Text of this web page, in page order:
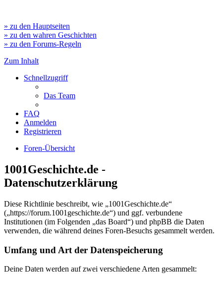
» zu den Hauptseiten
» zu den wahren Geschichten
» zu den Forums-Regeln
Zum Inhalt
Schnellzugriff
Das Team
FAQ
Anmelden
Registrieren
Foren-Übersicht
1001Geschichte.de -
Datenschutzerklärung
Diese Richtlinie beschreibt, wie „1001Geschichte.de“
(„https://forum.1001geschichte.de“) und ggf. verbundene
Institutionen (im Folgenden „das Board“) und phpBB die Daten
verwenden, die während deines Foren-Besuchs gesammelt werden.
Umfang und Art der Datenspeicherung
Deine Daten werden auf zwei verschiedene Arten gesammelt: